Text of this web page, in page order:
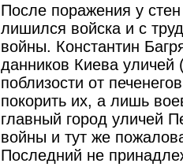
После поражения у
лишился войска и с
войны. Константин
данников Киева уличей
поблизости от
покорить их, а лишь
главный город уличей
войны и тут же
Последний не